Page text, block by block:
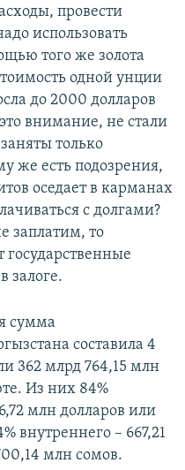
провести
использовать
того же золота
одной унции
до 2000 долларов
внимание, не стали
только
же есть подозрения,
оседает в карманах
с долгами?
заплатим, то
залоге.
сумма
составила 4
362 млрд 764,15 млн
Из них 84%
млн долларов или
внутреннего – 667,21
млн сомов.